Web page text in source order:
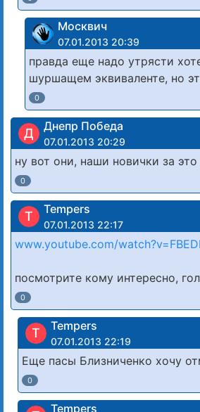
Москвич
07.01.2013 20:39
правда еще надо утрясти
шуршащем эквиваленте, но
0
Д Днепр Победа
07.01.2013 20:29
ну вот они, наши новички за это
0
T Tempers
07.01.2013 22:17
www.youtube.com/
посмотрите кому интересно,
0
T Tempers
07.01.2013 22:19
Еще пасы Близниченко хочу
0
Tempers